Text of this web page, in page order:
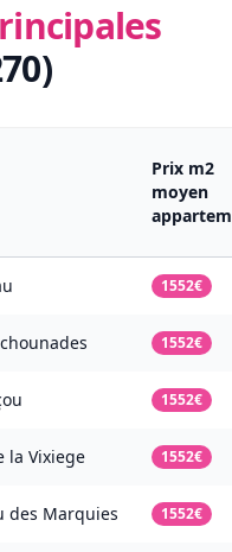
Prix m2
moyen
1552€
1552€
1552€
la Vixiege 1552€
des Marquies 1552€